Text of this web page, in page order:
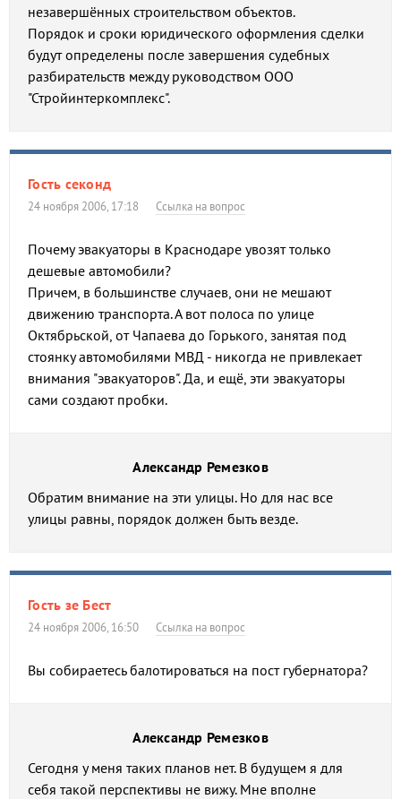
незавершённых строительством объектов.
Порядок и сроки юридического оформления сделки
будут определены после завершения судебных
разбирательств между руководством ООО
"Стройинтеркомплекс".
Гость секонд
24 ноября 2006, 17:18 Ссылка на вопрос
Почему эвакуаторы в Краснодаре увозят только
дешевые автомобили?
Причем, в большинстве случаев, они не мешают
движению транспорта. А вот полоса по улице
Октябрьской, от Чапаева до Горького, занятая под
стоянку автомобилями МВД - никогда не привлекает
внимания "эвакуаторов". Да, и ещё, эти эвакуаторы
сами создают пробки.
Александр Ремезков
Обратим внимание на эти улицы. Но для нас все
улицы равны, порядок должен быть везде.
Гость зе Бест
24 ноября 2006, 16:50 Ссылка на вопрос
Вы собираетесь балотироваться на пост губернатора?
Александр Ремезков
Сегодня у меня таких планов нет. В будущем я для
себя такой перспективы не вижу. Мне вполне